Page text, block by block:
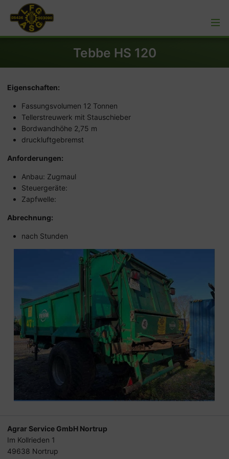
Tebbe HS 120
Eigenschaften:
Fassungsvolumen 12 Tonnen
Tellerstreuwerk mit Stauschieber
Bordwandhöhe 2,75 m
druckluftgebremst
Anforderungen:
Anbau: Zugmaul
Steuergeräte:
Zapfwelle:
Abrechnung:
nach Stunden
Agrar Service GmbH Nortrup
Im Kollrieden 1
49638 Nortrup